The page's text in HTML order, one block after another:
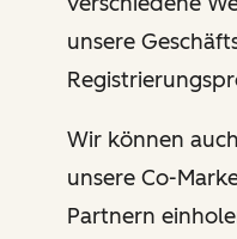
unsere
Wir können
unsere Co-
Partnern